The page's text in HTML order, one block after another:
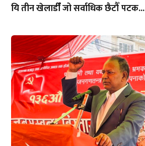
यि तीन खेलाडीँँ जो सर्वाधिक छैटौँ पटक...